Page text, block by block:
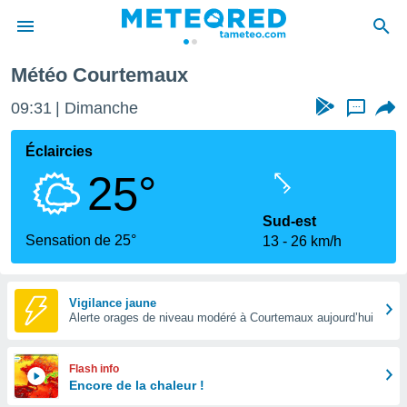
de
Météo Courtemaux
09:31 Dimanche ...
Éclaircies
25°
Sensation de 25°
Sud-est
13
26 km/h
Vigilance jaune
Alerte orages de niveau modéré à Courtemaux aujourd’hui
Flash info
Encore de la chaleur !